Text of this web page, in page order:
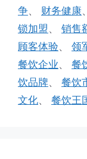
争、 财务健康
锁加盟 、 销售
顾客体验、 领
餐饮企业、 餐
饮品牌、 餐饮
文化、 餐饮王